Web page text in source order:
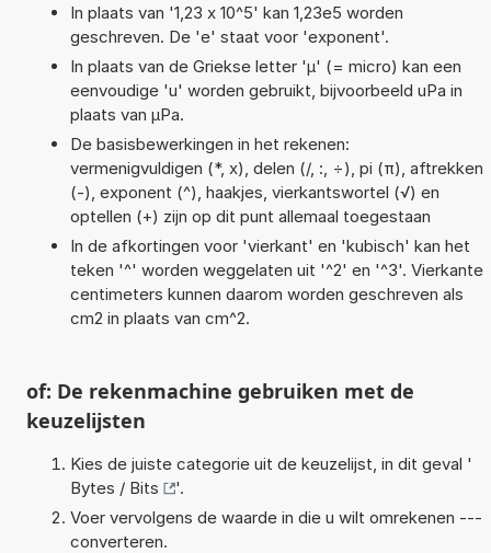
In plaats van '1,23 x 10^5' kan 1,23e5 worden
geschreven. De 'e' staat voor 'exponent'.
In plaats van de Griekse letter 'µ' (= micro) kan een
eenvoudige 'u' worden gebruikt, bijvoorbeeld uPa in
plaats van µPa.
De basisbewerkingen in het rekenen:
vermenigvuldigen (*, x), delen (/, :, ÷), pi (π), aftrekken
(-), exponent (^), haakjes, vierkantswortel (√) en
optellen (+) zijn op dit punt allemaal toegestaan
In de afkortingen voor 'vierkant' en 'kubisch' kan het
teken '^' worden weggelaten uit '^2' en '^3'. Vierkante
centimeters kunnen daarom worden geschreven als
cm2 in plaats van cm^2.
of: De rekenmachine gebruiken met de
keuzelijsten
Kies de juiste categorie uit de keuzelijst, in dit geval '
Bytes / Bits
'.
Voer vervolgens de waarde in die u wilt omrekenen ---
converteren.